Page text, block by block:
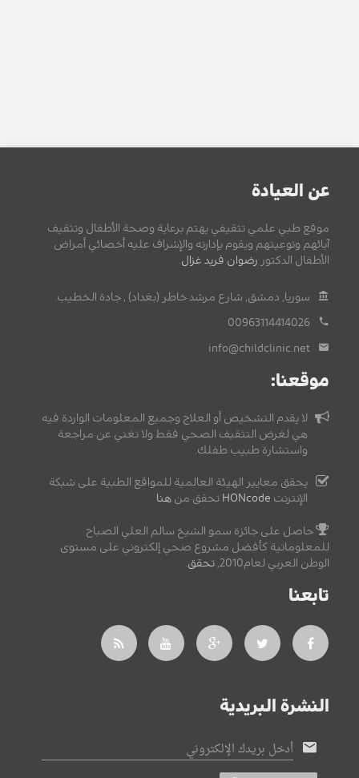
عن العيادة
موقع طبي علمي تثقيفي يهتم برعاية وصحة الأطفال وتثقيف
آبائهم وتوعيتهم ويقوم بإدارته والإشراف عليه أخصائي أمراض
الأطفال الدكتور رضوان فريد غزال.
سوريا, دمشق, شارع مرشد خاطر (بغداد) , جادة الخطيب.
00963114414026
info@childclinic.net
موقعنا:
لا يقدم التشخيص أو العلاج وجميع المعلومات الواردة فيه
هي لغرض التثقيف الصحي فقط ولا تغني عن مراجعة
واستشارة طبيب طفلك.
يحقق معايير الهيئة العالمية للمواقع الطبية على شبكة
الإنترنت HONcode تحقق من هنا
حاصل على جائزة سمو الشيخ سالم العلي الصباح
للمعلوماتية كأفضل مشروع صحي إلكتروني على مستوى
الوطن العربي لعام2010,
تحقق.
تابعنا
النشرة البريدية
أدخل بريدك الإلكتروني